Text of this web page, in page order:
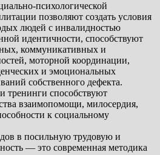
психологической
позволяют создать условия
людей с инвалидностью
идентичности, способствуют
коммуникативных и
моторной координации,
и эмоциональных
собственного дефекта.
тренинги способствуют
взаимопомощи, милосердия,
к социальному
в посильную трудовую и
— это современная методика